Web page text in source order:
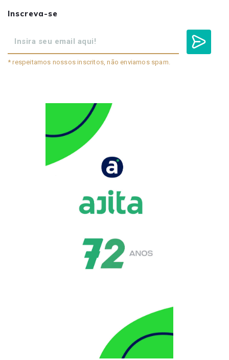
Inscreva-se
* respeitamos nossos inscritos, não enviamos spam.